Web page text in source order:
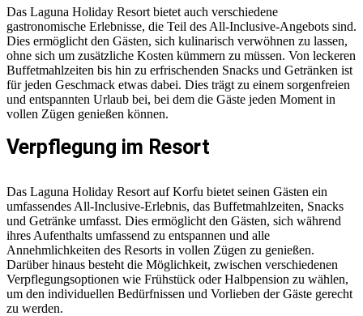
Das Laguna Holiday Resort bietet auch verschiedene
gastronomische Erlebnisse, die Teil des All-Inclusive-Angebots sind.
Dies ermöglicht den Gästen, sich kulinarisch verwöhnen zu lassen,
ohne sich um zusätzliche Kosten kümmern zu müssen. Von leckeren
Buffetmahlzeiten bis hin zu erfrischenden Snacks und Getränken ist
für jeden Geschmack etwas dabei. Dies trägt zu einem sorgenfreien
und entspannten Urlaub bei, bei dem die Gäste jeden Moment in
vollen Zügen genießen können.
Verpflegung im Resort
Das Laguna Holiday Resort auf Korfu bietet seinen Gästen ein
umfassendes All-Inclusive-Erlebnis, das Buffetmahlzeiten, Snacks
und Getränke umfasst. Dies ermöglicht den Gästen, sich während
ihres Aufenthalts umfassend zu entspannen und alle
Annehmlichkeiten des Resorts in vollen Zügen zu genießen.
Darüber hinaus besteht die Möglichkeit, zwischen verschiedenen
Verpflegungsoptionen wie Frühstück oder Halbpension zu wählen,
um den individuellen Bedürfnissen und Vorlieben der Gäste gerecht
zu werden.